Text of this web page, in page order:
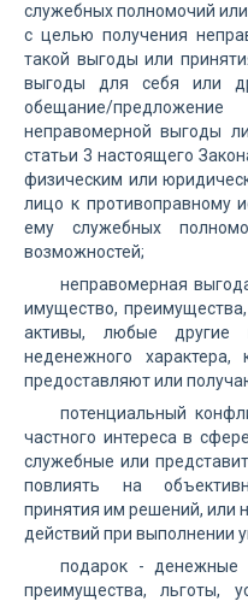
служебных полномочий
с целью получения
такой выгоды или
выгоды для себя или
обещание/
неправомерной выгоды
статьи 3 настоящего
физическим или
лицо к противоправному
ему служебных
возможностей;
неправомерная
имущество,
активы, любые другие
неденежного
предоставляют или
потенциальный
частного интереса в
служебные или
повлиять на
принятия им решений, или
действий при выполнении
подарок - денежные
преимущества, льготы,